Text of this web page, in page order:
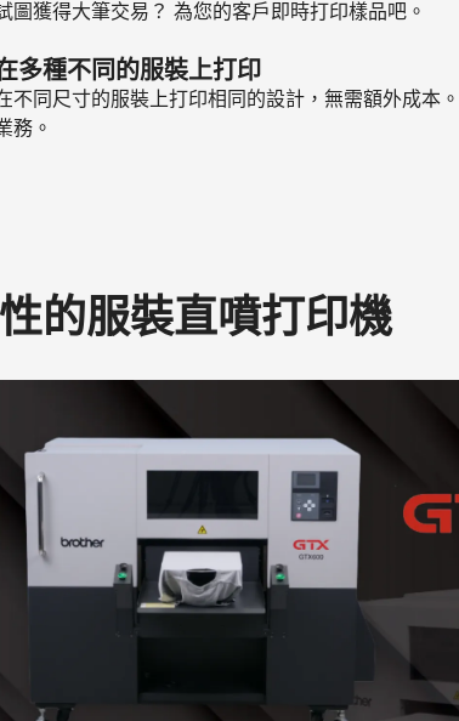
圖獲得大筆交易？ 為您的客戶即時打印樣品吧。
多種不同的服裝上打印
不同尺寸的服裝上打印相同的設計，無需額外成本
務。
的服裝直噴打印機